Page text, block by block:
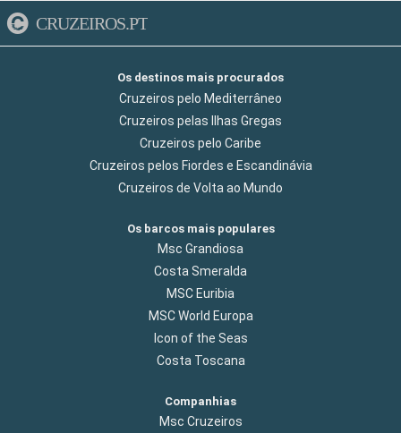
CRUZEIROS.PT
Os destinos mais procurados
Cruzeiros pelo Mediterrâneo
Cruzeiros pelas Ilhas Gregas
Cruzeiros pelo Caribe
Cruzeiros pelos Fiordes e Escandinávia
Cruzeiros de Volta ao Mundo
Os barcos mais populares
Msc Grandiosa
Costa Smeralda
MSC Euribia
MSC World Europa
Icon of the Seas
Costa Toscana
Companhias
Msc Cruzeiros